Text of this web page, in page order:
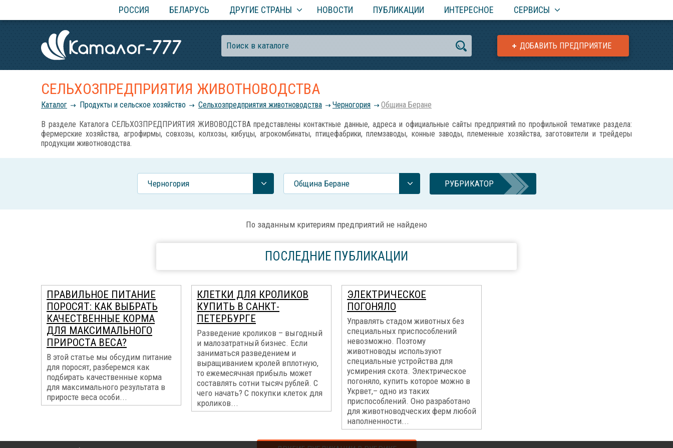
РОССИЯ БЕЛАРУСЬ ДРУГИЕ СТРАНЫ НОВОСТИ ПУБЛИКАЦИИ ИНТЕРЕСНОЕ СЕРВИСЫ
ДОБАВИТЬ ПРЕДПРИЯТИЕ
СЕЛЬХОЗПРЕДПРИЯТИЯ ЖИВОТНОВОДСТВА
Каталог Продукты и сельское хозяйство Сельхозпредприятия животноводства Черногория Община Беране
В разделе Каталога СЕЛЬХОЗПРЕДПРИЯТИЯ ЖИВОВОДСТВА представлены контактные данные, адреса и официальные сайты предприятий по профильной тематике раздела:
фермерские хозяйства, агрофирмы, совхозы, колхозы, кибуцы, агрокомбинаты, птицефабрики, племзаводы, конные заводы, племенные хозяйства, заготовители и трейдеры
продукции животноводства.
Черногория Община Беране РУБРИКАТОР
По заданным критериям предприятий не найдено
ПОСЛЕДНИЕ ПУБЛИКАЦИИ
ПРАВИЛЬНОЕ ПИТАНИЕ
ПОРОСЯТ: КАК ВЫБРАТЬ
КАЧЕСТВЕННЫЕ КОРМА
ДЛЯ МАКСИМАЛЬНОГО
ПРИРОСТА ВЕСА?
В этой статье мы обсудим питание
для поросят, разберемся как
подбирать качественные корма
для максимального результата в
приросте веса особи...
КЛЕТКИ ДЛЯ КРОЛИКОВ
КУПИТЬ В САНКТ-
ПЕТЕРБУРГЕ
Разведение кроликов – выгодный
и малозатратный бизнес. Если
заниматься разведением и
выращиванием кролей вплотную,
то ежемесячная прибыль может
составлять сотни тысяч рублей. С
чего начать? С покупки клеток для
кроликов...
ЭЛЕКТРИЧЕСКОЕ
ПОГОНЯЛО
Управлять стадом животных без
специальных приспособлений
невозможно. Поэтому
животноводы используют
специальные устройства для
усмирения скота. Электрическое
погоняло, купить которое можно в
Укрвет,– одно из таких
приспособлений. Оно разработано
для животноводческих ферм любой
наполненности...